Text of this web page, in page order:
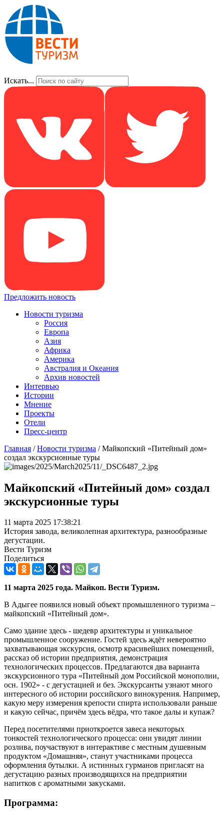
Искать...
Предложить новость
Новости туризма
Россия
Европа
Азия
Африка
Америка
Австралия и Океания
Архив новостей
Интервью
Истории
Мнение
Проекты
Отели
Пресс-центр
Главная /Новости туризма /Майкопский «Питейный дом»
создал экскурсионные туры
Майкопский «Питейный дом» создал
экскурсионные туры
11 марта 2025 17:38:21
История завода, великолепная архитектура, разнообразные
дегустации.
Вести Туризм
Поделиться
11 марта 2025 года. Майкоп. Вести Туризм.
В Адыгее появился новый объект промышленного туризма –
майкопский «Питейный дом».
Само здание здесь - шедевр архитектуры и уникальное
промышленное сооружение. Гостей здесь ждёт невероятно
захватывающая экскурсия, осмотр красивейших помещений,
рассказ об истории предприятия, демонстрация
технологических процессов. Предлагаются два варианта
экскурсионного тура «Питейный дом Российской монополии,
осн. 1902» - с дегустацией и без. Экскурсанты узнают много
интересного об истории российского винокурения. Например,
какую меру измерения крепости спирта использовали раньше
и какую сейчас, причём здесь вёдра, что такое далы и купаж?
Перед посетителями приоткроется завеса некоторых
тонкостей технологического процесса: они увидят линии
розлива, поучаствуют в интерактиве с местным душевным
продуктом «Домашняя», станут участниками процесса
оформления бутылки. А истинных гурманов пригласят на
дегустацию разных производящихся на предприятии
напитков с ароматными закусками.
Программа: